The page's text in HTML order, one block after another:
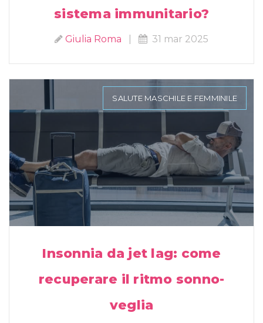
sistema immunitario?
Giulia Roma 31 mar 2025
SALUTE MASCHILE E FEMMINILE
Insonnia da jet lag: come
recuperare il ritmo sonno-
veglia